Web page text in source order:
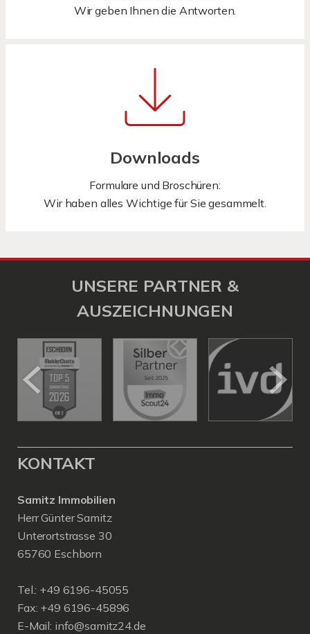
Wir geben Ihnen die Antworten.
Downloads
Formulare und Broschüren:
Wir haben alles Wichtige für Sie gesammelt.
UNSERE PARTNER &
AUSZEICHNUNGEN
KONTAKT
Samitz Immobilien
Herr Günter Samitz
Unterortstrasse 30
65760 Eschborn
Tel.: +49 6196-45055
Fax: +49 6196-45896
E-Mail: info@samitz24.de